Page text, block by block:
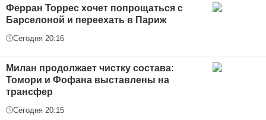
Ферран Торрес хочет попрощаться с
Барселоной и переехать в Париж
Сегодня 20:16
Милан продолжает чистку состава:
Томори и Фофана выставлены на
трансфер
Сегодня 20:15